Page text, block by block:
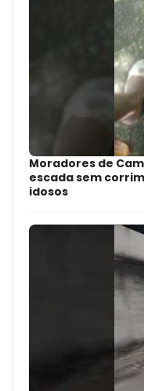
Moradores de
escada sem
idosos